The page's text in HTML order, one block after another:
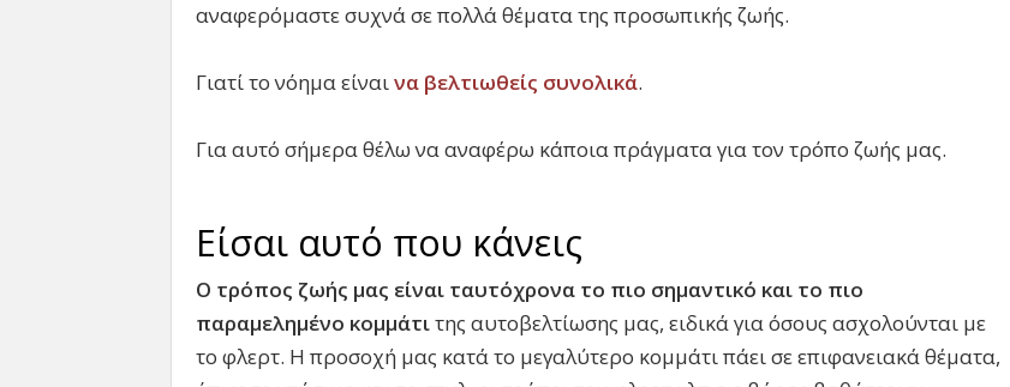
αναφερόμαστε συχνά σε πολλά θέματα της προσωπικής ζωής.
Γιατί το νόημα είναινα βελτιωθείς συνολικά.
Για αυτό σήμερα θέλω να αναφέρω κάποια πράγματα για τον τρόπο ζωής μας.
Είσαι αυτό που κάνεις
Ο τρόπος ζωής μας είναι ταυτόχρονα το πιο σημαντικό και το πιο
παραμελημένο κομμάτιτης αυτοβελτίωσης μας, ειδικά για όσους ασχολούνται με
το φλερτ. Η προσοχή μας κατά το μεγαλύτερο κομμάτι πάει σε επιφανειακά θέματα,